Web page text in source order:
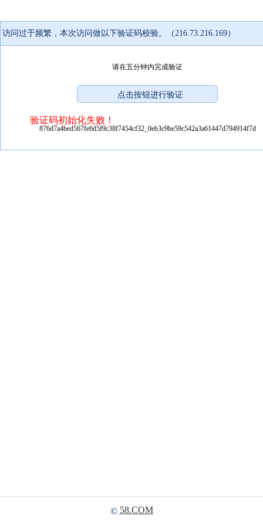
访问过于频繁，本次访问做以下验证码校验。（216.73.216.169）
请在五分钟内完成验证
验证码初始化失败！
876d7a4bed567fe6d5f9c38f7454cf32_0eb3c9be59c542a3a61447d794914f7d
© 58.COM